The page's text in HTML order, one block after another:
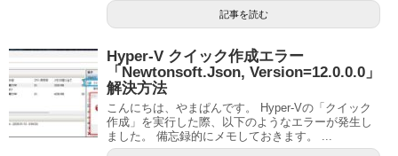
記事を読む
Hyper-V クイック作成エラー
「Newtonsoft.Json, Version=12.0.0.0」
解決方法
こんにちは、やまぱんです。 Hyper-Vの「クイック
作成」を実行した際、以下のようなエラーが発生し
ました。 備忘録的にメモしておきます。 ...